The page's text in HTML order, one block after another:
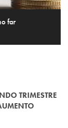
far
TRIMESTRE